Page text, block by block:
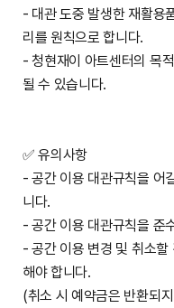
- 대관 도중 발생한 재활용
리를 원칙으로 합니다.
- 청현재이 아트센터의 목
될 수 있습니다.
✅ 유의사항
- 공간 이용 대관규칙을 어
니다.
- 공간 이용 대관규칙을 준
- 공간 이용 변경 및 취소
해야 합니다.
(취소 시 예약금은 반환되